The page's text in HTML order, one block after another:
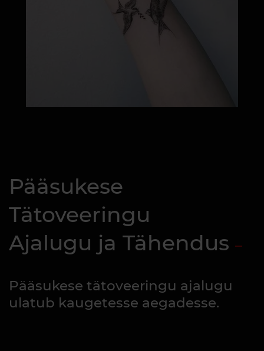
Pääsukese
Tätoveeringu
Ajalugu ja Tähendus
Pääsukese tätoveeringu ajalugu
ulatub kaugetesse aegadesse.